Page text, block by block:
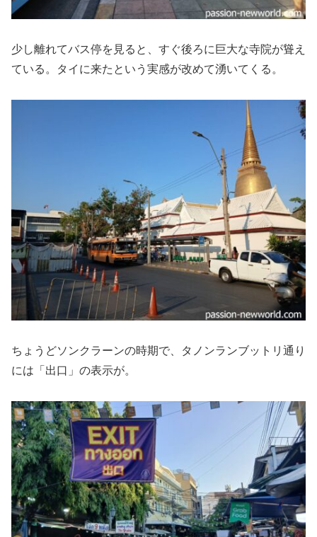
少し離れてバス停を見ると、すぐ後ろに巨大な寺院が聳え
ている。タイに来たという実感が改めて湧いてくる。
ちょうどソンクラーンの時期で、タノンランブットリ通り
には「出口」の表示が。